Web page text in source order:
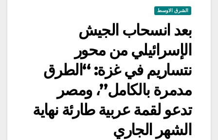
الشرق الاوسط
بعد انسحاب الجيش
الإسرائيلي من محور
نتساريم في غزة: “الطرق
مدمرة بالكامل”، ومصر
تدعو لقمة عربية طارئة نهاية
الشهر الجاري